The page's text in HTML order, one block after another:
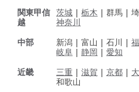
関東甲信
越
茨城 | 栃木 | 群馬 |
神奈川
中部
新潟 | 富山 | 石川 |
岐阜 | 静岡 | 愛知
近畿
三重 | 滋賀 | 京都 |
和歌山